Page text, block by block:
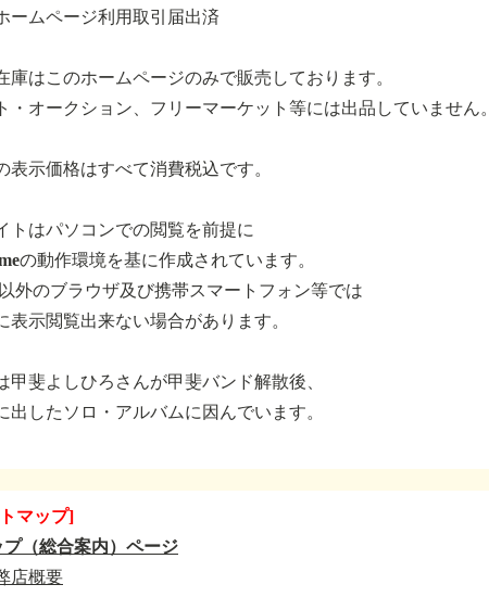
ームページ利用取引届出済
庫はこのホームページのみで販売しております。
・オークション、フリーマーケット等には出品していません
表示価格はすべて消費税込です。
トはパソコンでの閲覧を前提に
の動作環境を基に作成されています。
外のブラウザ及び携帯スマートフォン等では
表示閲覧出来ない場合があります。
甲斐よしひろさんが甲斐バンド解散後、
出したソロ・アルバムに因んでいます。
マップ]
プ（総合案内）ページ
店概要